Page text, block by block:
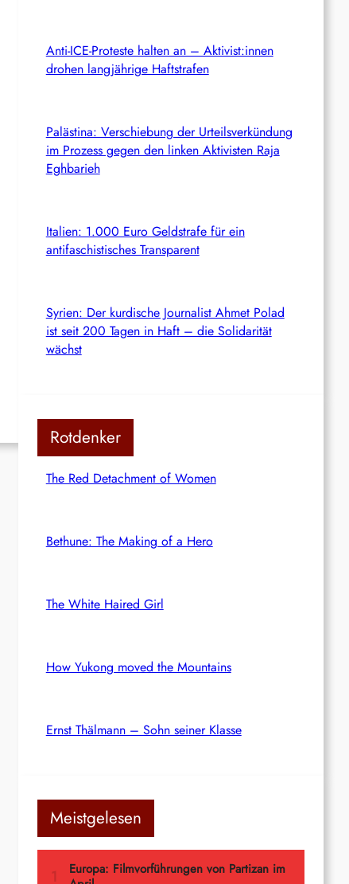
Anti-ICE-Proteste halten an – Aktivist:innen
drohen langjährige Haftstrafen
Palästina: Verschiebung der Urteilsverkündung
im Prozess gegen den linken Aktivisten Raja
Eghbarieh
Italien: 1.000 Euro Geldstrafe für ein
antifaschistisches Transparent
Syrien: Der kurdische Journalist Ahmet Polad
ist seit 200 Tagen in Haft – die Solidarität
wächst
Rotdenker
The Red Detachment of Women
Bethune: The Making of a Hero
The White Haired Girl
How Yukong moved the Mountains
Ernst Thälmann – Sohn seiner Klasse
Meistgelesen